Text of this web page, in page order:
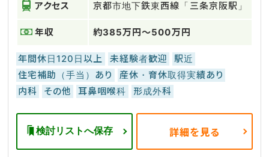
アクセス 京都市地下鉄東西線「三条京阪駅」
年収 約385万円～500万円
年間休日120日以上 未経験者歓迎
駅近
住宅補助（手当）あり
産休・育休取得実績あり
内科
その他 耳鼻咽喉科 形成外科
検討リストへ保存 詳細を見る